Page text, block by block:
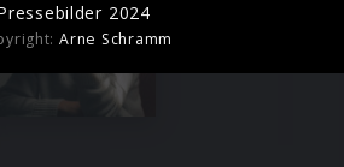
2024
Arne Schramm